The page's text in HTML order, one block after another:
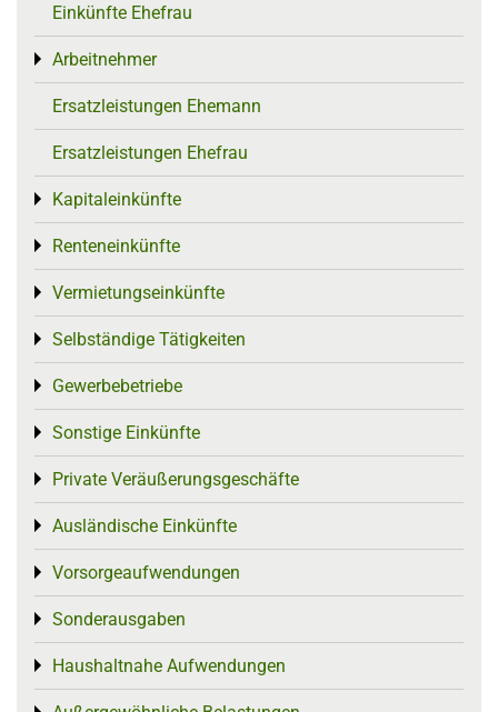
Einkünfte Ehefrau
Arbeitnehmer
Toggle menu
Ersatzleistungen Ehemann
Ersatzleistungen Ehefrau
Kapitaleinkünfte
Toggle menu
Renteneinkünfte
Toggle menu
Vermietungseinkünfte
Toggle menu
Selbständige Tätigkeiten
Toggle menu
Gewerbebetriebe
Toggle menu
Sonstige Einkünfte
Toggle menu
Private Veräußerungsgeschäfte
Toggle menu
Ausländische Einkünfte
Toggle menu
Vorsorgeaufwendungen
Toggle menu
Sonderausgaben
Toggle menu
Haushaltnahe Aufwendungen
Toggle menu